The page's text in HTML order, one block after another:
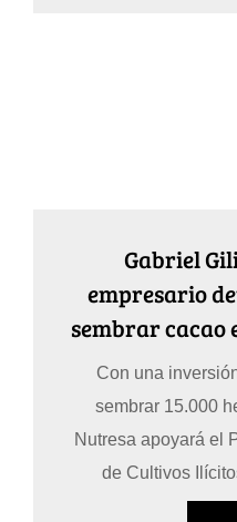
Gabriel
empresario
sembrar cacao
Con una
sembrar 15.000
Nutresa apoyará el
de Cultivos